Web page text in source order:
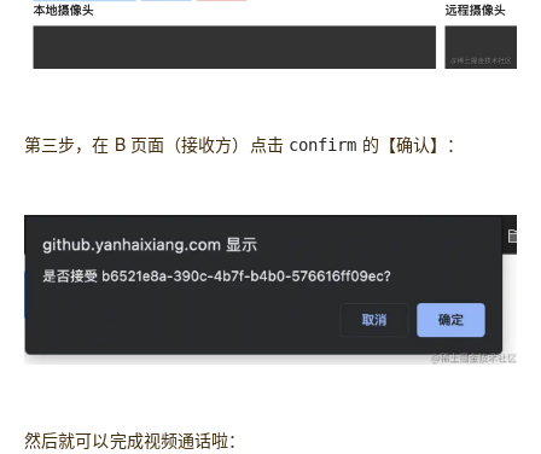
第三步，在 B 页面（接收方）点击 confirm 的【确认】：
然后就可以完成视频通话啦：